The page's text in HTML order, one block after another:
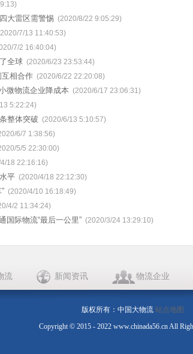
大雷区需警惕 (2020/8/22 9:05:29)
7/13 11:40:53)
7/2 16:40:04)
全球 (2020/6/23 23:53:44)
相合作 (2020/6/22 22:20:08)
微物流企业降成本 (2020/6/17 23:06:31)
5:22:24)
整体突破 (2020/6/13 5:10:57)
6/7 1:38:56)
5/5 22:30:00)
18 22:16:16)
平 (2020/4/18 22:12:30)
(2020/4/10 16:18:49)
4/2 11:34:24)
国际物流“最后一公里” (2020/3/24 13:29:10)
流 新闻资讯 物流企业
版权所有：中国大物流 站点地图
Copyright © 2015 - 2022 www.chinada56.cn All